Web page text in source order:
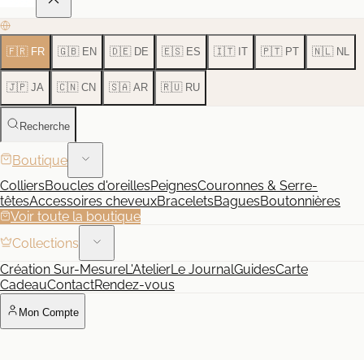
🇫🇷 FR 🇬🇧 EN 🇩🇪 DE 🇪🇸 ES 🇮🇹 IT 🇵🇹 PT 🇳🇱 NL
🇯🇵 JA 🇨🇳 CN 🇸🇦 AR 🇷🇺 RU
Recherche
Boutique
ColliersBoucles d'oreillesPeignesCouronnes & Serre-
têtesAccessoires cheveuxBraceletsBaguesBoutonnières
Voir toute la boutique
Collections
Création Sur-MesureL'AtelierLe JournalGuidesCarte
CadeauContactRendez-vous
Mon Compte